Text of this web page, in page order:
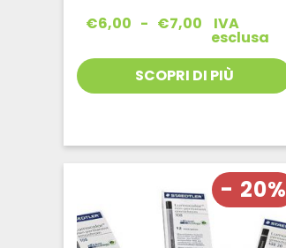
€6,00 - €7,00
Fascia
da
€6,00
a
IVA
esclusa
SCOPRI DI PIÙ
- 20%